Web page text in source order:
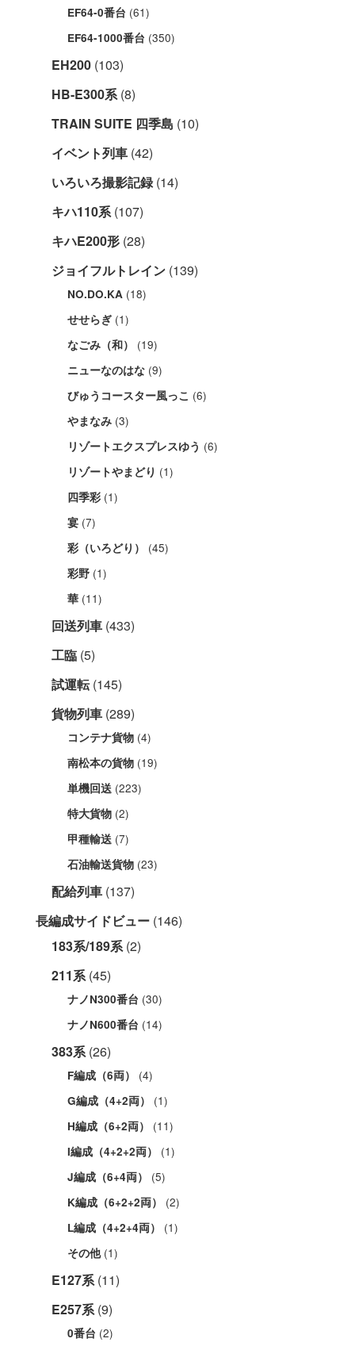
EF64-0番台 (61)
EF64-1000番台 (350)
EH200 (103)
HB-E300系(8)
TRAIN SUITE 四季島 (10)
イベント列車 (42)
いろいろ撮影記録(14)
キハ110系(107)
キハE200形 (28)
ジョイフルトレイン (139)
NO.DO.KA (18)
せせらぎ (1)
なごみ（和） (19)
ニューなのはな (9)
びゅうコースター風っこ (6)
やまなみ (3)
リゾートエクスプレスゆう (6)
リゾートやまどり (1)
四季彩 (1)
宴 (7)
彩（いろどり） (45)
彩野 (1)
華 (11)
回送列車 (433)
工臨 (5)
試運転(145)
貨物列車 (289)
コンテナ貨物 (4)
南松本の貨物 (19)
単機回送 (223)
特大貨物 (2)
甲種輸送 (7)
石油輸送貨物 (23)
配給列車 (137)
長編成サイドビュー (146)
183系/189系(2)
211系(45)
ナノN300番台 (30)
ナノN600番台 (14)
383系(26)
F編成（6両） (4)
G編成（4+2両） (1)
H編成（6+2両） (11)
I編成（4+2+2両） (1)
J編成（6+4両） (5)
K編成（6+2+2両） (2)
L編成（4+2+4両） (1)
その他(1)
E127系(11)
E257系(9)
0番台 (2)